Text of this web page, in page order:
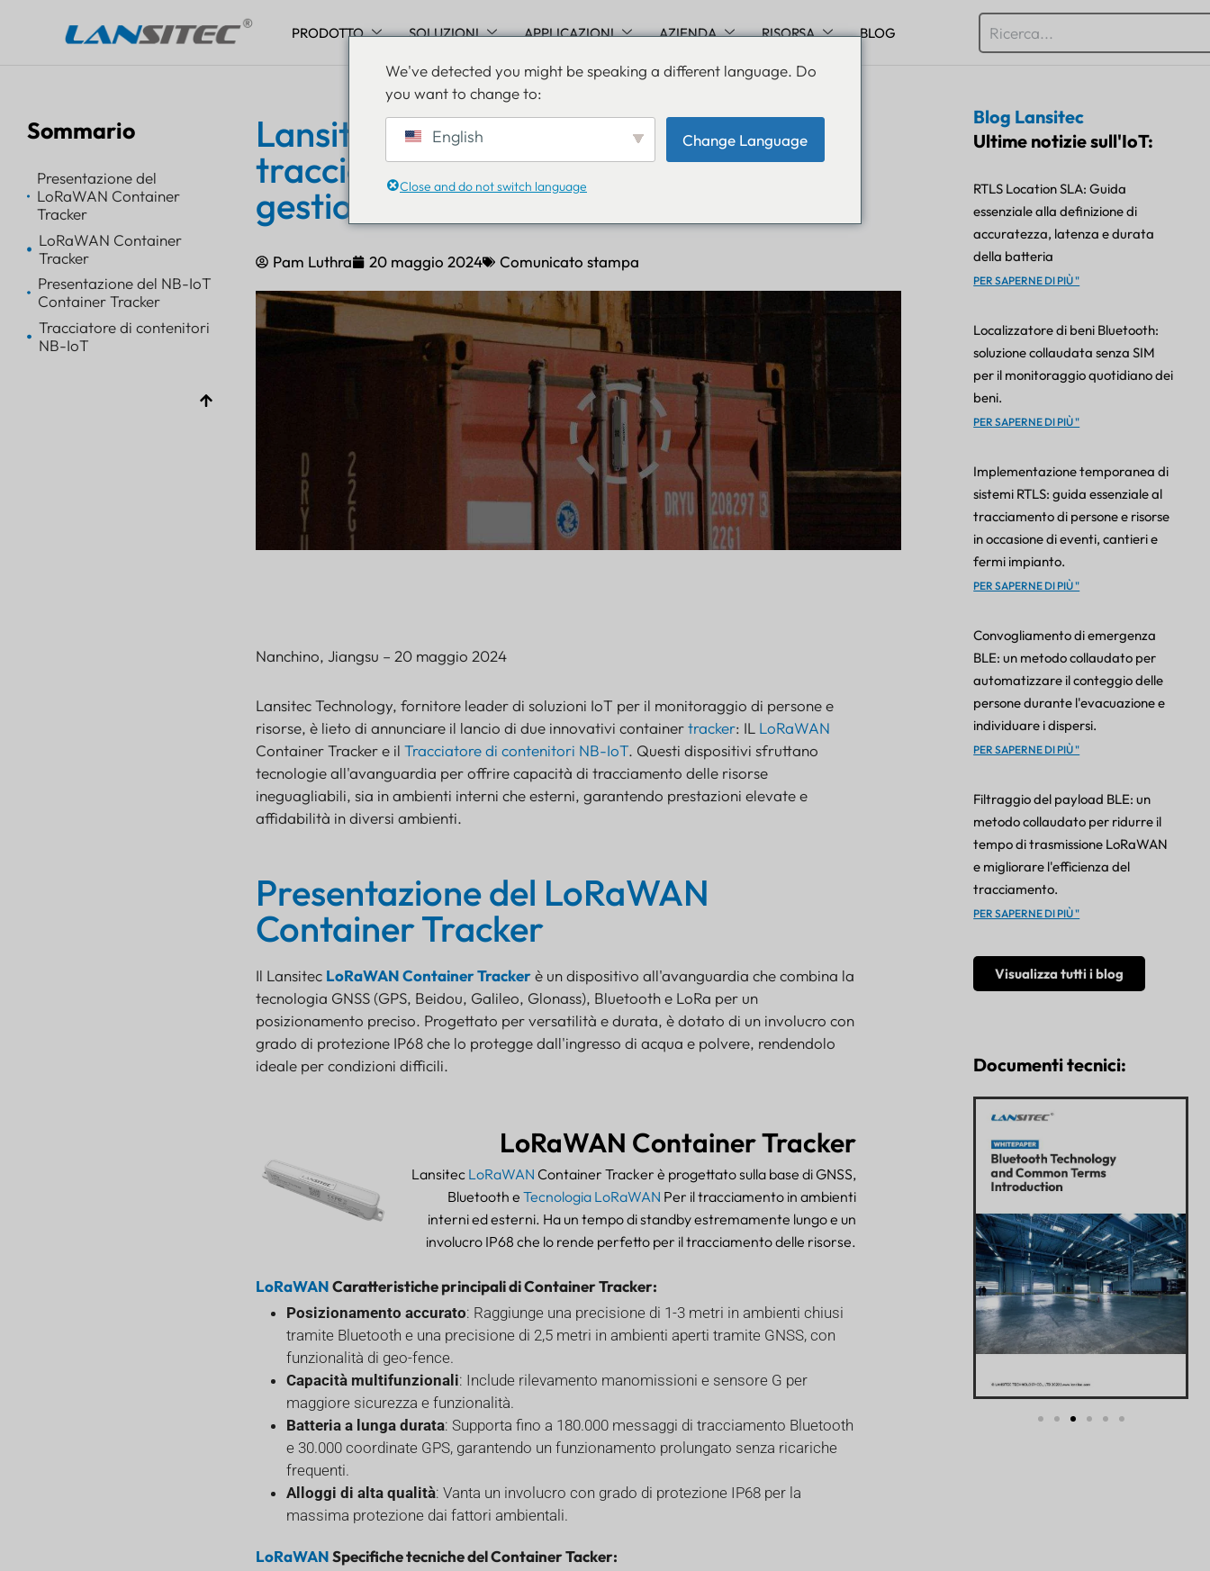
PRODOTTO SOLUZIONI APPLICAZIONI AZIENDA RISORSA BLOG
Sommario
Presentazione del
LoRaWAN Container
Tracker
LoRaWAN Container
Tracker
Presentazione del NB-IoT
Container Tracker
Tracciatore di contenitori
NB-IoT
Lansitec presenta sistemi avanzati di
tracciamento dei container per una
gestione ottimale delle risorse
Pam Luthra 20 maggio 2024 Comunicato stampa
Nanchino, Jiangsu – 20 maggio 2024
Lansitec Technology, fornitore leader di soluzioni IoT per il monitoraggio di persone e
risorse, è lieto di annunciare il lancio di due innovativi containertracker: IL LoRaWAN
Container Tracker e il Tracciatore di contenitori NB-IoT. Questi dispositivi sfruttano
tecnologie all'avanguardia per offrire capacità di tracciamento delle risorse
ineguagliabili, sia in ambienti interni che esterni, garantendo prestazioni elevate e
affidabilità in diversi ambienti.
Presentazione del LoRaWAN
Container Tracker
Il Lansitec LoRaWAN Container Trackerè un dispositivo all'avanguardia che combina la
tecnologia GNSS (GPS, Beidou, Galileo, Glonass), Bluetooth e LoRa per un
posizionamento preciso. Progettato per versatilità e durata, è dotato di un involucro con
grado di protezione IP68 che lo protegge dall'ingresso di acqua e polvere, rendendolo
ideale per condizioni difficili.
LoRaWAN Container Tracker
Lansitec LoRaWAN Container Tracker è progettato sulla base di GNSS,
Bluetooth eTecnologia LoRaWAN Per il tracciamento in ambienti
interni ed esterni. Ha un tempo di standby estremamente lungo e un
involucro IP68 che lo rende perfetto per il tracciamento delle risorse.
LoRaWANCaratteristiche principali di Container Tracker:
Posizionamento accurato: Raggiunge una precisione di 1-3 metri in ambienti chiusi
tramite Bluetooth e una precisione di 2,5 metri in ambienti aperti tramite GNSS, con
funzionalità di geo-fence.
Capacità multifunzionali: Include rilevamento manomissioni e sensore G per
maggiore sicurezza e funzionalità.
Batteria a lunga durata: Supporta fino a 180.000 messaggi di tracciamento Bluetooth
e 30.000 coordinate GPS, garantendo un funzionamento prolungato senza ricariche
frequenti.
Alloggi di alta qualità: Vanta un involucro con grado di protezione IP68 per la
massima protezione dai fattori ambientali.
LoRaWANSpecifiche tecniche del Container Tacker:
Blog Lansitec
Ultime notizie sull'IoT:
RTLS Location SLA: Guida
essenziale alla definizione di
accuratezza, latenza e durata
della batteria
PER SAPERNE DI PIÙ "
Localizzatore di beni Bluetooth:
soluzione collaudata senza SIM
per il monitoraggio quotidiano dei
beni.
PER SAPERNE DI PIÙ "
Implementazione temporanea di
sistemi RTLS: guida essenziale al
tracciamento di persone e risorse
in occasione di eventi, cantieri e
fermi impianto.
PER SAPERNE DI PIÙ "
Convogliamento di emergenza
BLE: un metodo collaudato per
automatizzare il conteggio delle
persone durante l'evacuazione e
individuare i dispersi.
PER SAPERNE DI PIÙ "
Filtraggio del payload BLE: un
metodo collaudato per ridurre il
tempo di trasmissione LoRaWAN
e migliorare l'efficienza del
tracciamento.
PER SAPERNE DI PIÙ "
Visualizza tutti i blog
Documenti tecnici:
We've detected you might be speaking a different language. Do
you want to change to:
English Change Language
Close and do not switch language